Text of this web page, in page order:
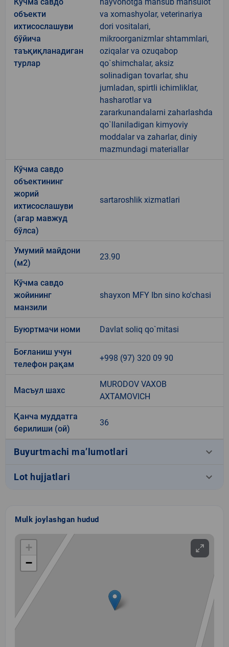
объекти
ихтисослашуви
бўйича
таъқиқланадиган
турлар
va xomashyolar, veterinariya
dori vositalari,
mikroorganizmlar shtammlari,
oziqalar va ozuqabop
qo`shimchalar, aksiz
solinadigan tovarlar, shu
jumladan, spirtli ichimliklar,
hasharotlar va
zararkunandalarni zaharlashda
qo`llaniladigan kimyoviy
moddalar va zaharlar, diniy
mazmundagi materiallar
Кўчма савдо
объектининг
жорий
ихтисослашуви
(агар мавжуд
бўлса)
sartaroshlik xizmatlari
Умумий майдони
(м2)
23.90
Кўчма савдо
жойининг
манзили
shayxon MFY Ibn sino ko'chasi
Буюртмачи номи Davlat soliq qo`mitasi
Боғланиш учун
телефон рақам
+998 (97) 320 09 90
Масъул шахс
MURODOV VAXOB
AXTAMOVICH
Қанча муддатга
берилиши (ой)
36
Buyurtmachi ma’lumotlari keyboard_arrow_down
Lot hujjatlari keyboard_arrow_down
Mulk joylashgan hudud
+
−